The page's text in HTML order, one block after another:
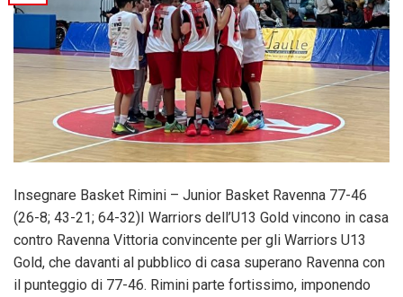
Insegnare Basket Rimini – Junior Basket Ravenna 77-46
(26-8; 43-21; 64-32)I Warriors dell’U13 Gold vincono in casa
contro Ravenna Vittoria convincente per gli Warriors U13
Gold, che davanti al pubblico di casa superano Ravenna con
il punteggio di 77-46. Rimini parte fortissimo, imponendo